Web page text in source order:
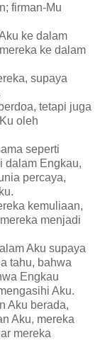
firman-Mu
ke dalam
ke dalam
supaya
tetapi juga
oleh
seperti
dalam Engkau,
percaya,
kemuliaan,
menjadi
Aku supaya
tahu, bahwa
Engkau
Aku.
Aku berada,
Aku, mereka
mereka